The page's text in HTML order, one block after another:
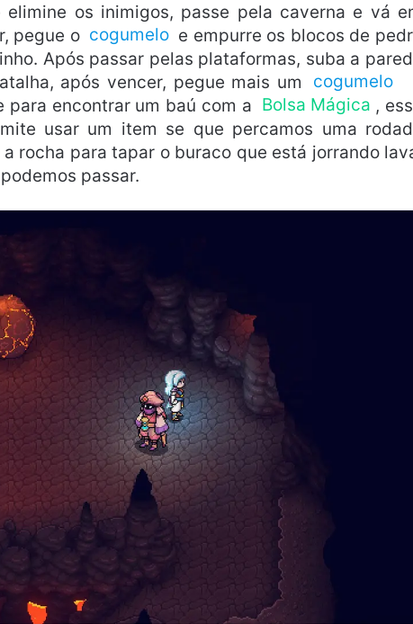
os inimigos, passe pela caverna e vá
pegue o cogumelo e empurre os blocos de
Após passar pelas plataformas, suba a
após vencer, pegue mais um
cogumelo
para encontrar um baú com a Bolsa Mágica ,
usar um item se que percamos uma
rocha para tapar o buraco que está jorrando
passar.